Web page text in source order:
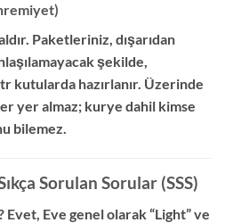
Paketleriniz, dışarıdan
şekilde,
kutularda hazırlanır. Üzerinde
yer almaz; kurye dahil kimse
bilemez.
Sorulan Sorular (SSS)
Evet, Eve genel olarak “Light” ve